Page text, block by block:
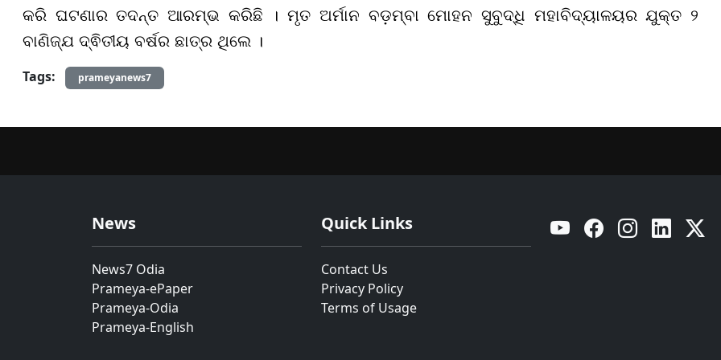
କରି ଘଟଣାର ତଦନ୍ତ ଆରମ୍ଭ କରିଛି । ମୃତ ଅର୍ମାନ ବଡ଼ମ୍ବା ମୋହନ ସୁବୁଦ୍ଧି ମହାବିଦ୍ୟାଳୟର ଯୁକ୍ତ ୨
ବାଣିଜ୍ଯ ଦ୍ଵିତୀୟ ବର୍ଷର ଛାତ୍ର ଥିଲେ ।
Tags:
prameyanews7
News
News7 Odia
Prameya-ePaper
Prameya-Odia
Prameya-English
Quick Links
Contact Us
Privacy Policy
Terms of Usage
YouTube Facebook Instagram